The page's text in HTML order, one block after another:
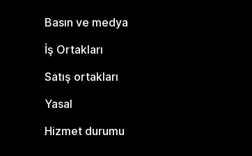
Basın ve medya
İş Ortakları
Satış ortakları
Yasal
Hizmet durumu